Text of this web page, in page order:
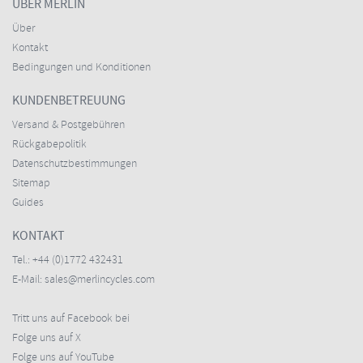
ÜBER MERLIN
Über
Kontakt
Bedingungen und Konditionen
KUNDENBETREUUNG
Versand & Postgebühren
Rückgabepolitik
Datenschutzbestimmungen
Sitemap
Guides
KONTAKT
Tel.: +44 (0)1772 432431
E-Mail: sales@merlincycles.com
Tritt uns auf Facebook bei
Folge uns auf X
Folge uns auf YouTube